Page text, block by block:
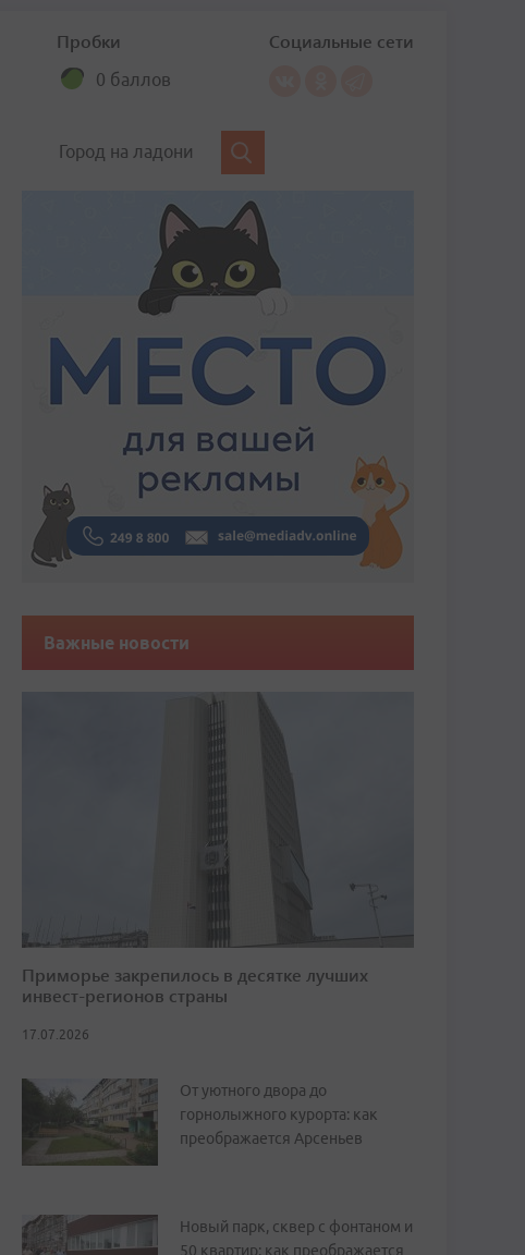
Пробки
0 баллов
Социальные сети
Город на ладони
Важные новости
Приморье закрепилось в десятке лучших
инвест-регионов страны
17.07.2026
От уютного двора до
горнолыжного курорта: как
преображается Арсеньев
Новый парк, сквер с фонтаном и
50 квартир: как преображается